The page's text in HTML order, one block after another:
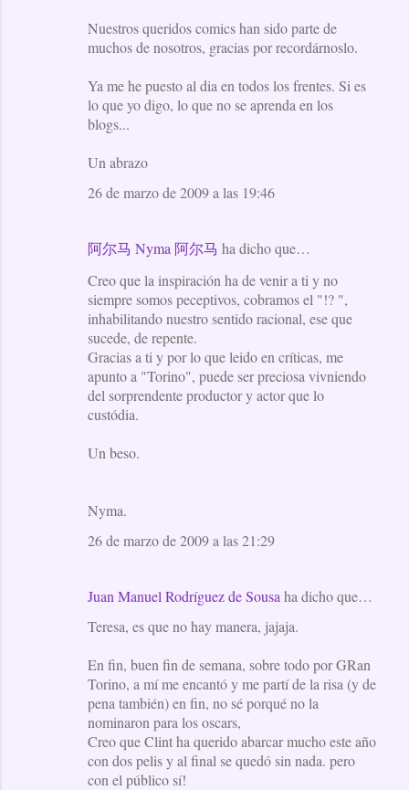
Nuestros queridos comics han sido parte de
muchos de nosotros, gracias por recordárnoslo.
Ya me he puesto al dia en todos los frentes. Si es
lo que yo digo, lo que no se aprenda en los
blogs...
Un abrazo
26 de marzo de 2009 a las 19:46
阿尔马 Nyma 阿尔马 ha dicho que…
Creo que la inspiración ha de venir a ti y no
siempre somos peceptivos, cobramos el "!? ",
inhabilitando nuestro sentido racional, ese que
sucede, de repente.
Gracias a ti y por lo que leido en críticas, me
apunto a "Torino", puede ser preciosa vivniendo
del sorprendente productor y actor que lo
custódia.
Un beso.
Nyma.
26 de marzo de 2009 a las 21:29
Juan Manuel Rodríguez de Sousa ha dicho que…
Teresa, es que no hay manera, jajaja.
En fin, buen fin de semana, sobre todo por GRan
Torino, a mí me encantó y me partí de la risa (y de
pena también) en fin, no sé porqué no la
nominaron para los oscars,
Creo que Clint ha querido abarcar mucho este año
con dos pelis y al final se quedó sin nada. pero
con el público sí!